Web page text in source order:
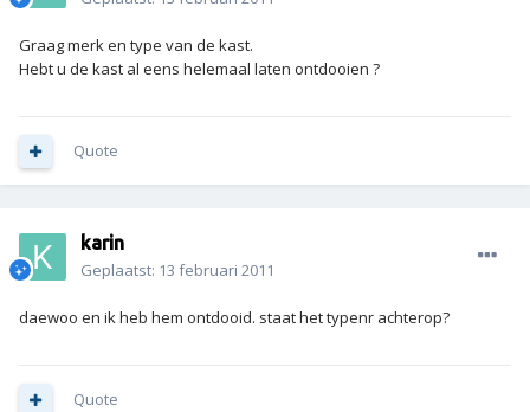
Graag merk en type van de kast.
Hebt u de kast al eens helemaal laten ontdooien ?
Quote
karin
Geplaatst: 13 februari 2011
daewoo en ik heb hem ontdooid. staat het typenr achterop?
Quote